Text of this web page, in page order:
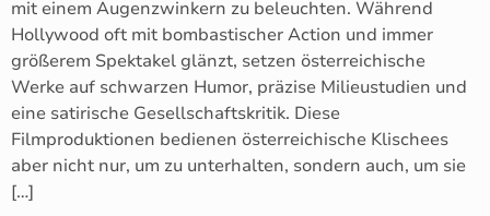
mit einem Augenzwinkern zu beleuchten. Während
Hollywood oft mit bombastischer Action und immer
größerem Spektakel glänzt, setzen österreichische
Werke auf schwarzen Humor, präzise Milieustudien und
eine satirische Gesellschaftskritik. Diese
Filmproduktionen bedienen österreichische Klischees
aber nicht nur, um zu unterhalten, sondern auch, um sie
[…]